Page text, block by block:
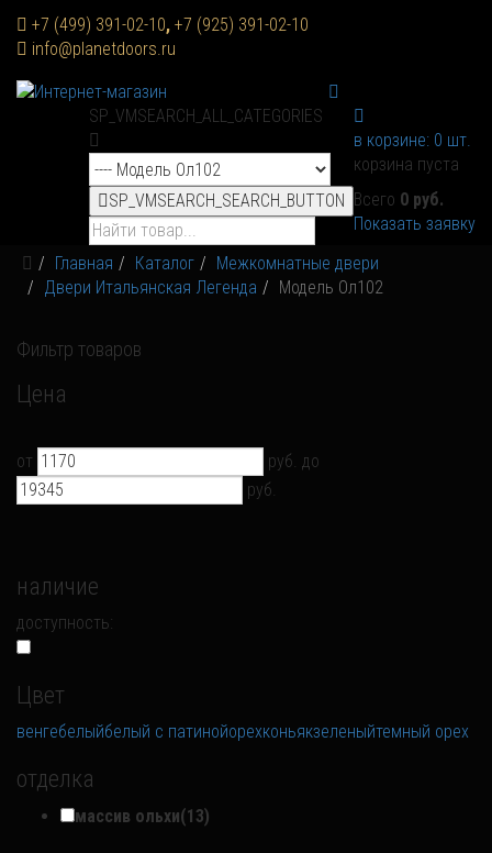
+7 (499) 391-02-10, +7 (925) 391-02-10
info@planetdoors.ru
в корзине: 0 шт.
корзина пуста
Всего 0 руб.
Показать заявку
SP_VMSEARCH_ALL_CATEGORIES
SP_VMSEARCH_SEARCH_BUTTON
Главная Каталог
Межкомнатные двери
Двери Итальянская Легенда
Модель Ол102
Фильтр товаров
Цена
от руб. до
руб.
наличие
доступность:
Цвет
венгебелыйбелый с патинойорехконьякзеленыйтемный орех
отделка
массив ольхи(13)